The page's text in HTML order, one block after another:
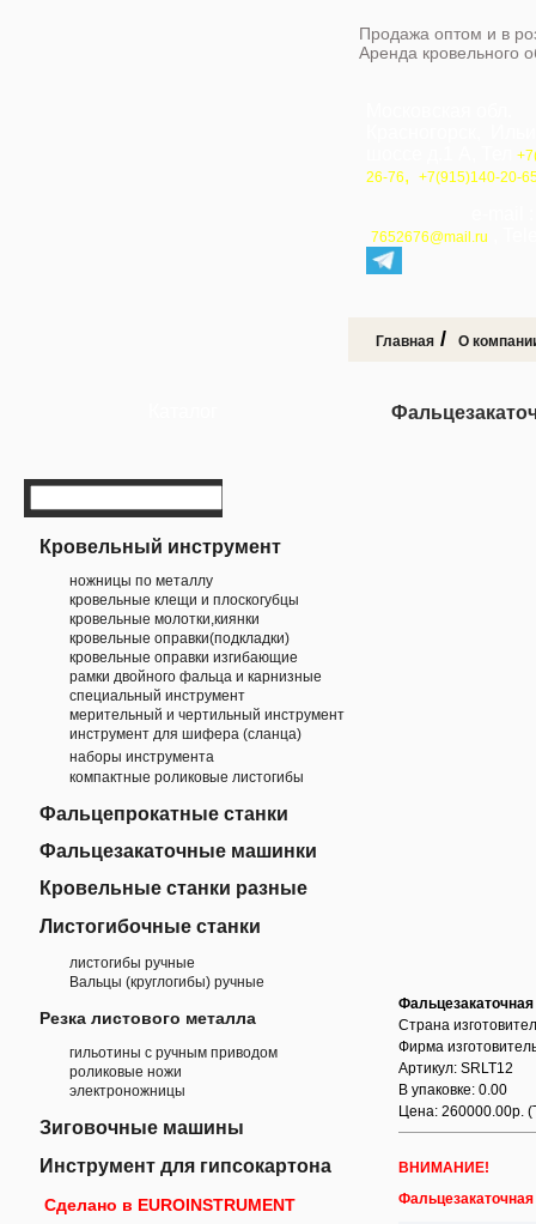
Продажа оптом и в
Аренда кровельного
26-76, +7(915)140-20-
7652676@mail.ru
Главная / О
Кровельный инструмент
ножницы по металлу
кровельные клещи и плоскогубцы
кровельные молотки,киянки
кровельные оправки(подкладки)
кровельные оправки изгибающие
рамки двойного фальца и карнизные
специальный инструмент
мерительный и чертильный инструмент
инструмент для шифера (сланца)
наборы инструмента
компактные роликовые листогибы
Фальцепрокатные станки
Фальцезакаточные машинки
Кровельные станки разные
Листогибочные станки
листогибы ручные
Вальцы (круглогибы) ручные
Резка листового металла
гильотины с ручным приводом
роликовые ножи
электроножницы
Зиговочные машины
Инструмент для гипсокартона
Сделано в EUROINSTRUMENT
Страна
Фирма
Артикул: SRLT12
В упаковке: 0.00
Цена: 260000.00р.
ВНИМАНИЕ!